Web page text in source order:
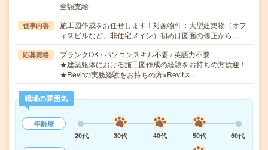
全額支給
仕事内容
施工図作成をお任せします！対象物件：大型建築物（オフ
ィスビルなど、非住宅メイン）初めは図面の修正から…
応募資格
ブランクOK / パソコンスキル不要 / 英語力不要
★建築躯体における施工図作成の経験をお持ちの方歓迎！
★Revitの実務経験をお持ちの方※Revitス…
職場の雰囲気
年齢層
20代
30代 40代 50代
60代